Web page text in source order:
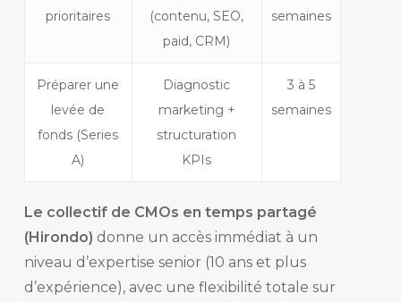
prioritaires
(contenu, SEO,
paid, CRM)
semaines
Préparer une
levée de
fonds (Series
A)
Diagnostic
marketing +
structuration
KPIs
3 à 5
semaines
Le collectif de CMOs en temps partagé
(Hirondo) donne un accès immédiat à un
niveau d’expertise senior (10 ans et plus
d’expérience), avec une flexibilité totale sur